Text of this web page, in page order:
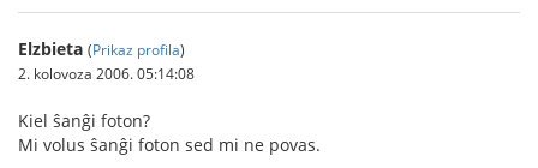
Elzbieta (Prikaz profila)
2. kolovoza 2006. 05:14:08
Kiel ŝanĝi foton?
Mi volus ŝanĝi foton sed mi ne povas.